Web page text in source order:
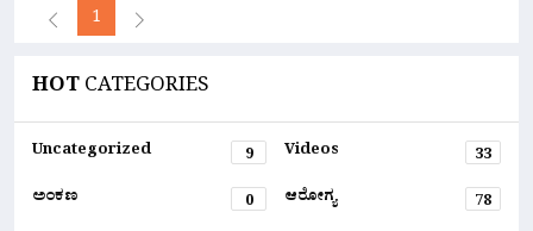
1
HOTCATEGORIES
Uncategorized 9 Videos
33
ಅಂಕಣ
0 ಆರೋಗ್ಯ
78